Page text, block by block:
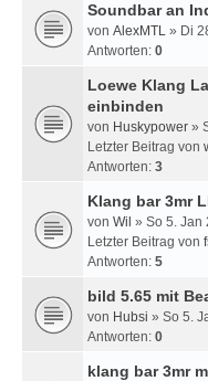
Soundbar an
von AlexMTL » Di
Antworten: 0
Loewe Klang
einbinden
von Huskypower »
Letzter Beitrag von
Antworten: 3
Klang bar 3mr
von Wil » So 5. Jan
Letzter Beitrag von
Antworten: 5
bild 5.65 mit
von Hubsi » So 5.
Antworten: 0
klang bar 3mr